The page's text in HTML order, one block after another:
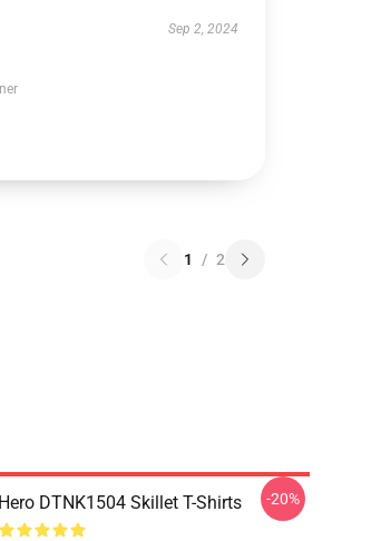
Sep 2, 2024
1 / 2
Hero DTNK1504 Skillet T-Shirts -20%